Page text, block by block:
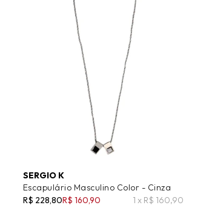
SERGIO K
Escapulário Masculino Color - Cinza
R$ 228,80R$ 160,90 1 x R$ 160,90